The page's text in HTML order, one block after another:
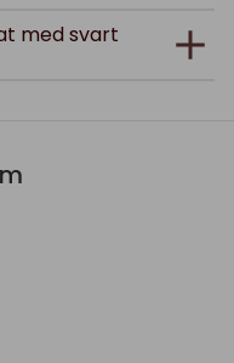
med svart